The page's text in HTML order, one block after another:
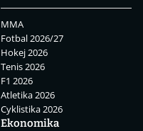
MMA
Fotbal 2026/27
Hokej 2026
Tenis 2026
F1 2026
Atletika 2026
Cyklistika 2026
Ekonomika